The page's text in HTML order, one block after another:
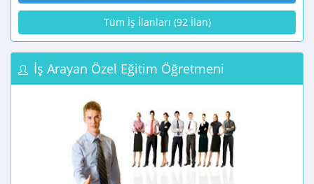
Tüm İş İlanları (92 İlan)
İş Arayan Özel Eğitim Öğretmeni